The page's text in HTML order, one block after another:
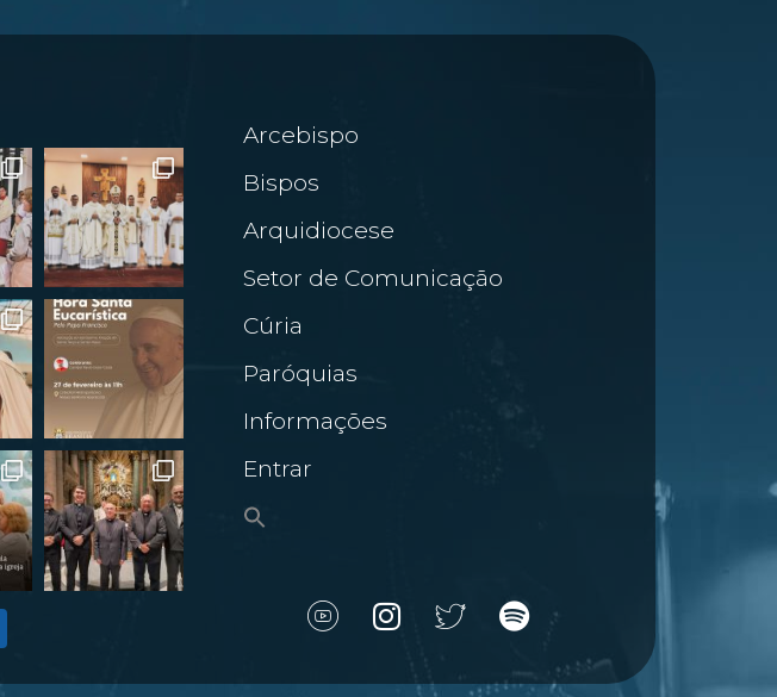
Arcebispo
Bispos
Arquidiocese
Setor de Comunicação
Cúria
Paróquias
Informações
Entrar